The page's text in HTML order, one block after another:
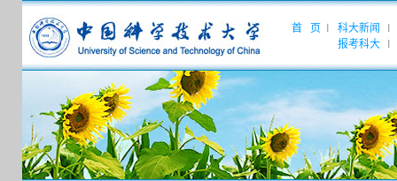
首 页 科大新闻
报考科大